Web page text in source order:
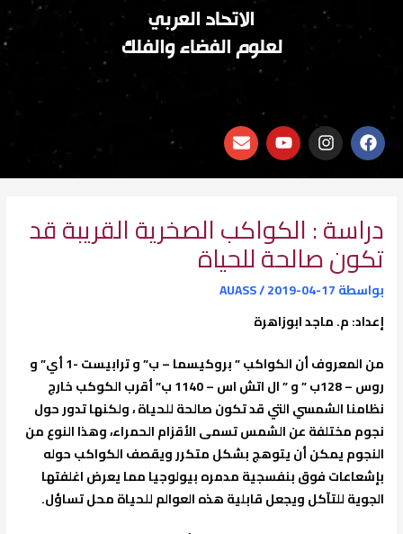
الاتحاد العربي
لعلوم الفضاء والفلك
F
a
c
e
o
o
k
I
n
s
t
g
r
a
m
Y
o
u
t
b
e
E
n
v
e
o
p
e
دراسة : الكواكب الصخرية القريبة قد
تكون صالحة للحياة
بواسطة AUASS/2019-04-17
إعداد: م. ماجد ابوزاهرة
من المعروف أن الكواكب ” بروكيسما – ب” و ترابيست -1 أي” و
روس – 128ب ” و ” ال اتش اس – 1140 ب” أقرب الكوكب خارج
نظامنا الشمسي التي قد تكون صالحة للحياة ، ولكنها تدور حول
نجوم مختلفة عن الشمس تسمى الأقزام الحمراء، وهذا النوع من
النجوم يمكن أن يتوهج بشكل متكرر ويقصف الكواكب حوله
بإشعاعات فوق بنفسجية مدمره بيولوجيا مما يعرض اغلفتها
الجوية للتآكل ويجعل قابلية هذه العوالم للحياة محل تساؤل.